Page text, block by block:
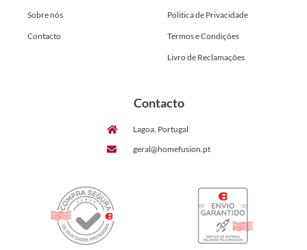
Sobre nós
Contacto
Politica de Privacidade
Termos e Condições
Livro de Reclamações
Contacto
Lagoa, Portugal
geral@homefusion.pt